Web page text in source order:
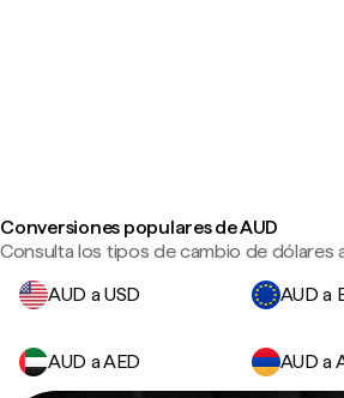
Conversiones populares de AUD
Consulta los tipos de cambio de dólares
AUD a USD
AUD a
AUD a AED AUD a